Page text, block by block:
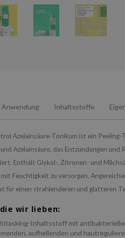
Anwendung Inhaltsstoffe
Azelainsäure-Tonikum ist ein Peeling-
Azelainsäure, das Entzündungen und
Enthält Glykol-, Zitronen- und
Feuchtigkeit zu versorgen.
für einen strahlenderen und glatteren
wir lieben:
Inhaltsstoff mit
aufhellenden und